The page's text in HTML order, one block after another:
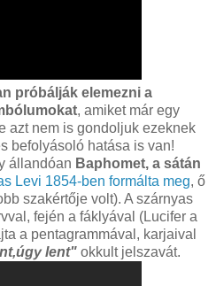
próbálják elemezni a
, amiket már egy
azt nem is gondoljuk ezeknek
befolyásoló hatása is van!
állandóan Baphomet, a sátán
Levi 1854-ben formálta meg, ő
szakértője volt). A szárnyas
fején a fáklyával (Lucifer a
a pentagrammával, karjaival
lent"okkult jelszavát.